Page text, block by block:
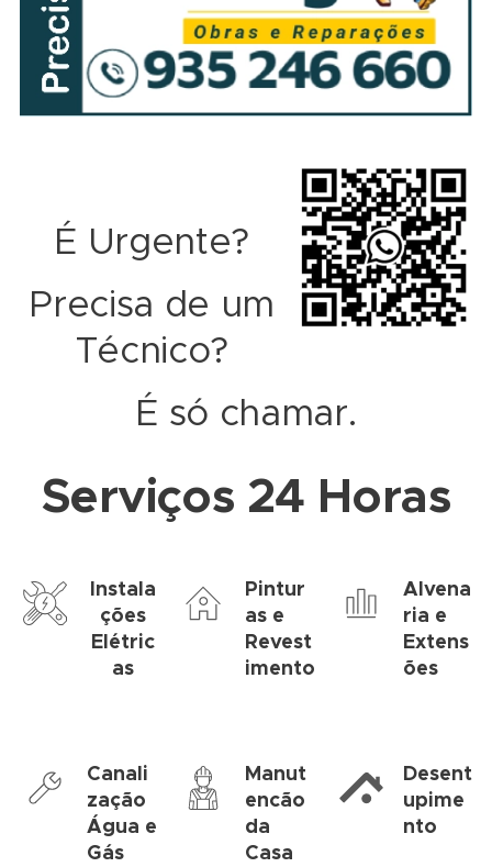
É Urgente?
Precisa de um
Técnico?
É só chamar.
Serviços 24 Horas
Instala
ções
Elétric
as
Pintur
as e
Revest
imento
Alvena
ria e
Extens
ões
Canali
zação
Água e
Gás
Manut
encão
da
Casa
Desent
upime
nto